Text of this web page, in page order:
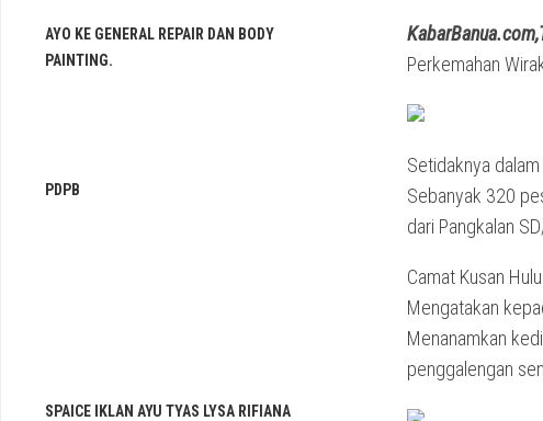
Perkemahan
Setidaknya
Sebanyak 320
dari Pangkalan
Camat Kusan
Mengatakan
Menanamkan
penggalengan
AYO KE GENERAL REPAIR DAN BODY
PAINTING.
PDPB
SPAICE IKLAN AYU TYAS LYSA RIFIANA